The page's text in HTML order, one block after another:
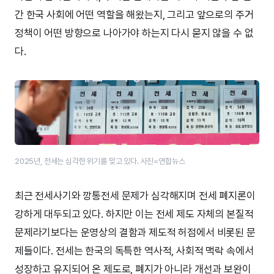
간 한국 사회에 어떤 역할을 해왔는지, 그리고 앞으로의 주거
정책이 어떤 방향으로 나아가야 하는지 다시 묻지 않을 수 없
다.
2025년, 전세는 심각한 위기를 맞고 있다. 사진=연합뉴스
최근 전세사기와 깡통전세 문제가 심각해지며 전세 폐지론이
강하게 대두되고 있다. 하지만 이는 전세 제도 자체의 본질적
문제라기보다는 운영상의 결함과 제도적 허점에서 비롯된 문
제들이다. 전세는 한국의 독특한 역사적, 사회적 맥락 속에서
성장하고 유지되어 온 제도로, 폐지가 아니라 개선과 보완이